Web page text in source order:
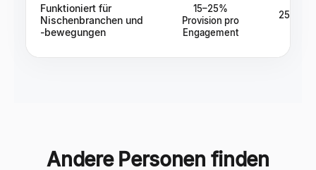
Funktioniert für
Nischenbranchen und
-bewegungen
15–25%
Provision pro
Engagement
Andere Personen finden